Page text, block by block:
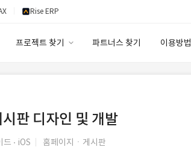
Rise ERP
프로젝트 찾기 파트너스 찾기 이용방법
판 디자인 및 개발
드 iOS 홈페이지ㆍ게시판